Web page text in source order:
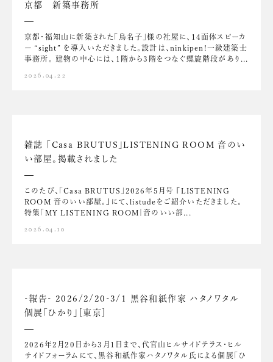
京都 新築事務所
京都・福知山に新築された「鳥名子」様の社屋に、14面体スピーカ
ー “sight” を導入いただきました。設計は、ninkipen!一級建築士
事務所。 建物の中心には、1階から3階をつなぐ螺旋階段があり...
2026.04.22
雑誌 「Casa BRUTUS」LISTENING ROOM 音のい
い部屋。掲載されました
このたび、「Casa BRUTUS」2026年5月号 『LISTENING
ROOM 音のいい部屋。』にて、listudeをご紹介いただきました。
特集「MY LISTENING ROOM｜音のいい部...
2026.04.10
-報告- 2026/2/20-3/1 黒谷和紙作家 ハタノワタル
個展「ひかり」[東京]
2026年2月20日から3月1日まで、代官山ヒルサイドテラス・ヒル
サイドフォーラムにて、黒谷和紙作家ハタノワタル氏による個展「ひ